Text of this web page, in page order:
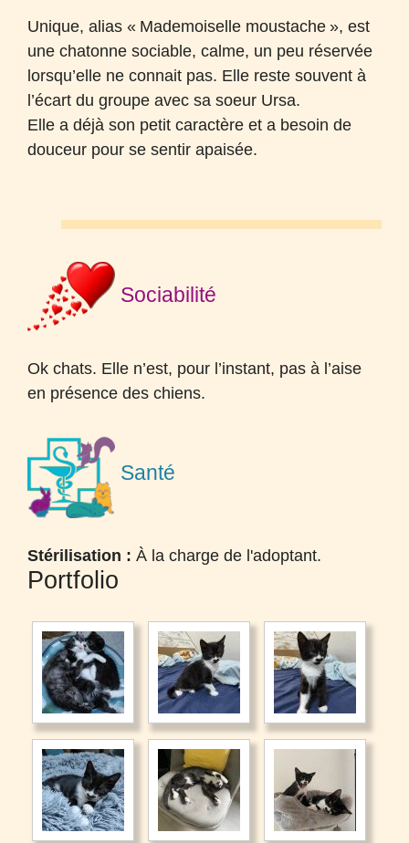
Unique, alias « Mademoiselle moustache », est
une chatonne sociable, calme, un peu réservée
lorsqu’elle ne connait pas. Elle reste souvent à
l’écart du groupe avec sa soeur Ursa.
Elle a déjà son petit caractère et a besoin de
douceur pour se sentir apaisée.
Sociabilité
Ok chats. Elle n’est, pour l’instant, pas à l’aise
en présence des chiens.
Santé
Stérilisation : À la charge de l'adoptant.
Portfolio